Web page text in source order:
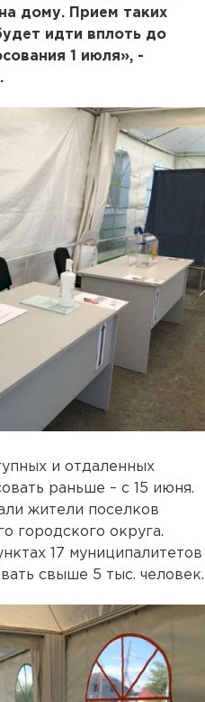
дому. Прием таких
идти вплоть до
1 июля», -
и отдаленных
раньше – с 15 июня.
жители поселков
городского округа.
17 муниципалитетов
свыше 5 тыс. человек.